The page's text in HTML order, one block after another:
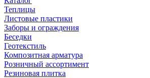
Теплицы
Листовые пластики
Заборы и ограждения
Беседки
Геотекстиль
Композитная арматура
Розничный ассортимент
Резиновая плитка